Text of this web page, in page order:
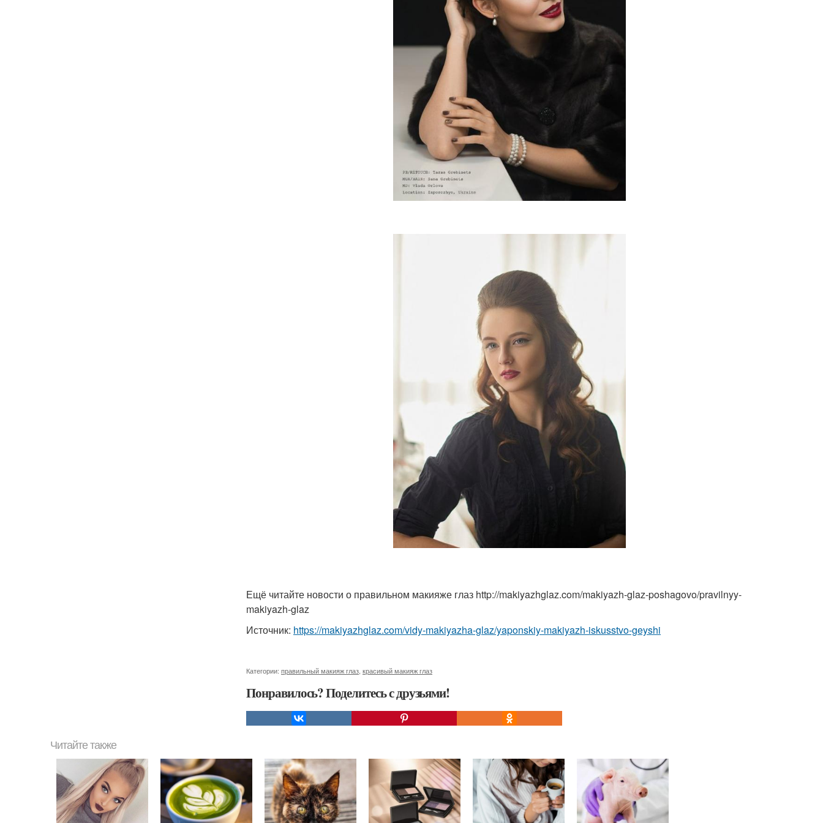
Ещё читайте новости о правильном макияже глаз http://makiyazhglaz.com/makiyazh-glaz-poshagovo/pravilnyy-
makiyazh-glaz
Источник: https://makiyazhglaz.com/vidy-makiyazha-glaz/yaponskiy-makiyazh-iskusstvo-geyshi
Категории: правильный макияж глаз красивый макияж глаз
Понравилось? Поделитесь с друзьями!
Читайте также